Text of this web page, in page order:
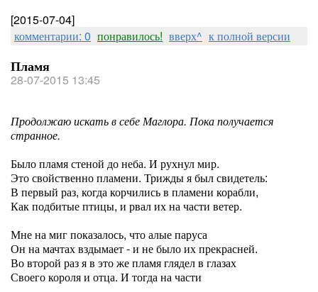
[2015-07-04]
комментарии: 0 понравилось! вверх^ к полной версии
Пламя
28-07-2015 13:45
Продолжаю искать в себе Маглора. Пока получается
странное.
Было пламя стеной до неба. И рухнул мир.
Это свойственно пламени. Трижды я был свидетель:
В первый раз, когда корчились в пламени корабли,
Как подбитые птицы, и рвал их на части ветер.
Мне на миг показалось, что алые паруса
Он на мачтах вздымает - и не было их прекрасней.
Во второй раз я в это же пламя глядел в глазах
Своего короля и отца. И тогда на части